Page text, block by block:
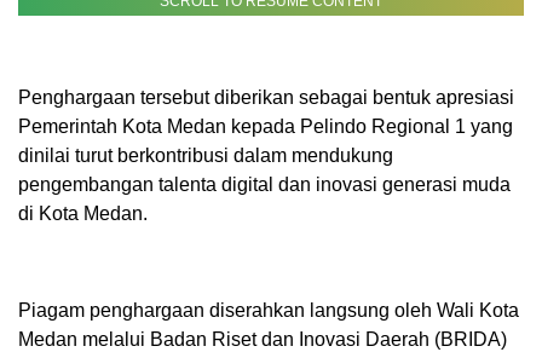
Penghargaan tersebut diberikan sebagai bentuk apresiasi
Pemerintah Kota Medan kepada Pelindo Regional 1 yang
dinilai turut berkontribusi dalam mendukung
pengembangan talenta digital dan inovasi generasi muda
di Kota Medan.
Piagam penghargaan diserahkan langsung oleh Wali Kota
Medan melalui Badan Riset dan Inovasi Daerah (BRIDA)